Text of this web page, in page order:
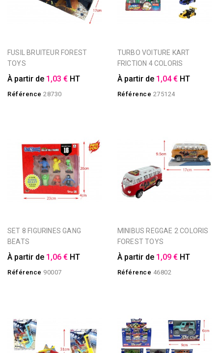
FUSIL BRUITEUR FOREST
TOYS
À partir de 1,03 € HT
Référence 28730
TURBO VOITURE KART
FRICTION 4 COLORIS
À partir de 1,04 € HT
Référence 275124
SET 8 FIGURINES GANG
BEATS
À partir de 1,06 € HT
Référence 90007
MINIBUS REGGAE 2 COLORIS
FOREST TOYS
À partir de 1,09 € HT
Référence 46802